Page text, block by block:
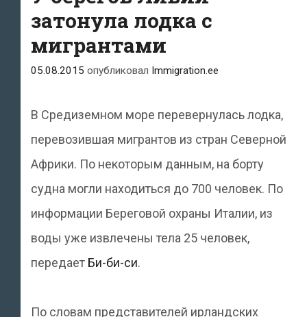
затонула лодка с
мигрантами
05.08.2015 опубликовал Immigration.ee
В Средиземном море перевернулась лодка,
перевозившая мигрантов из стран Северной
Африки. По некоторым данным, на борту
судна могли находиться до 700 человек. По
информации Береговой охраны Италии, из
воды уже извлечены тела 25 человек,
передает Би-би-си.
По словам представителей ирландских